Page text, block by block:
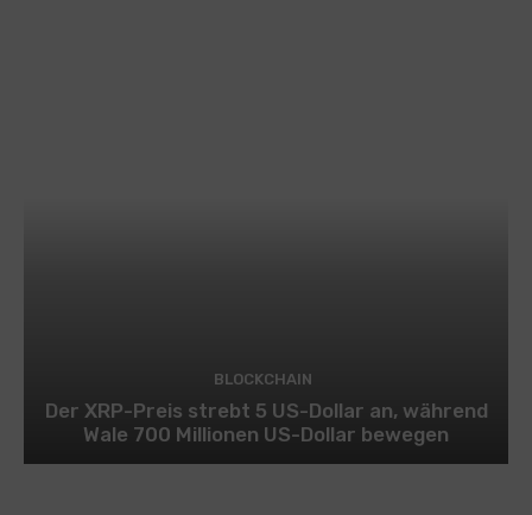
BLOCKCHAIN
Der XRP-Preis strebt 5 US-Dollar an, während
Wale 700 Millionen US-Dollar bewegen